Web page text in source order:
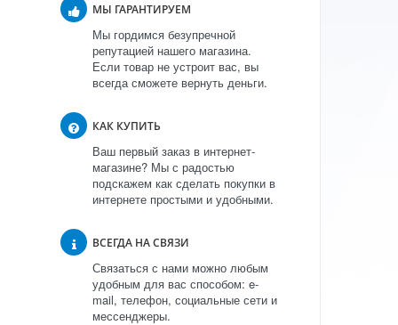
МЫ ГАРАНТИРУЕМ
Мы гордимся безупречной
репутацией нашего магазина.
Если товар не устроит вас, вы
всегда сможете вернуть деньги.
КАК КУПИТЬ
Ваш первый заказ в интернет-
магазине? Мы с радостью
подскажем как сделать покупки в
интернете простыми и удобными.
ВСЕГДА НА СВЯЗИ
Связаться с нами можно любым
удобным для вас способом: e-
mail, телефон, социальные сети и
мессенджеры.